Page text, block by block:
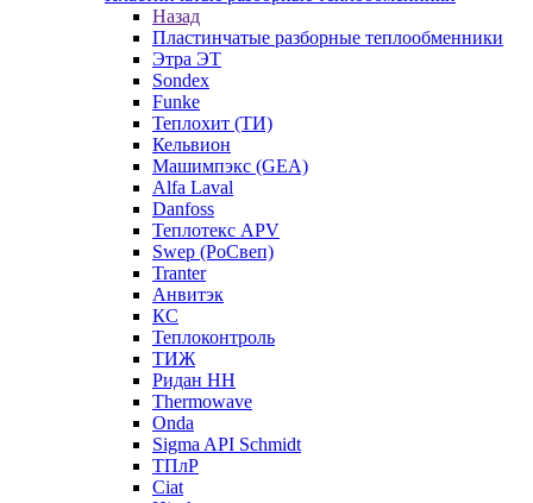
Назад
Пластинчатые разборные теплообменники
Этра ЭТ
Sondex
Funke
Теплохит (ТИ)
Кельвион
Машимпэкс (GEA)
Alfa Laval
Danfoss
Теплотекс APV
Swep (РоСвеп)
Tranter
Анвитэк
КС
Теплоконтроль
ТИЖ
Ридан НН
Thermowave
Onda
Sigma API Schmidt
ТПлР
Ciat